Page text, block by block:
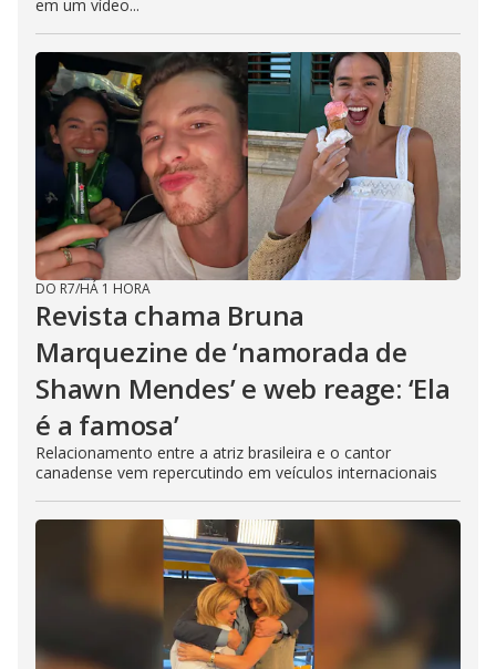
em um vídeo...
DO R7/HÁ 1 HORA
Revista chama Bruna
Marquezine de ‘namorada de
Shawn Mendes’ e web reage: ‘Ela
é a famosa’
Relacionamento entre a atriz brasileira e o cantor
canadense vem repercutindo em veículos internacionais